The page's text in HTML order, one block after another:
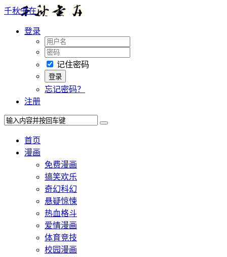
千秋书在
登录
记住密码
忘记密码？
注册
首页
漫画
免费漫画
搞笑欢乐
奇幻科幻
悬疑惊悚
热血格斗
爱情漫画
体育竞技
校园漫画